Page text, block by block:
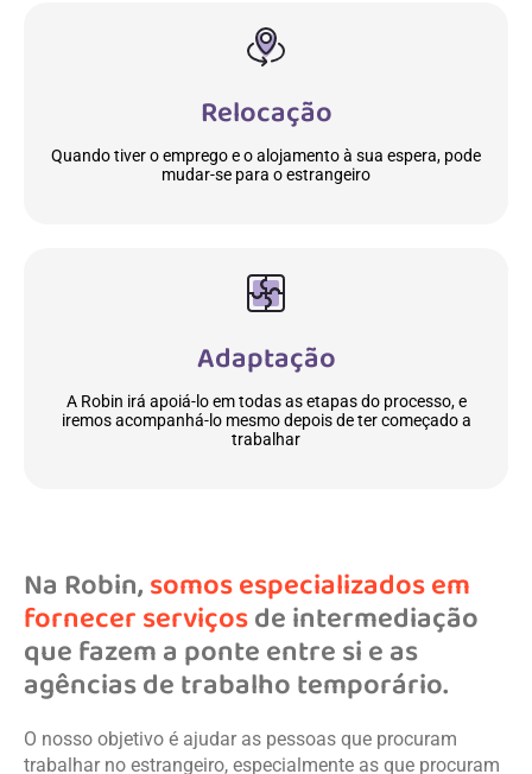
Relocação
Quando tiver o emprego e o alojamento à sua espera, pode
mudar-se para o estrangeiro
Adaptação
A Robin irá apoiá-lo em todas as etapas do processo, e
iremos acompanhá-lo mesmo depois de ter começado a
trabalhar
Na Robin,somos especializados em
fornecer serviçosde intermediação
que fazem a ponte entre si e as
agências de trabalho temporário.
O nosso objetivo é ajudar as pessoas que procuram
trabalhar no estrangeiro, especialmente as que procuram